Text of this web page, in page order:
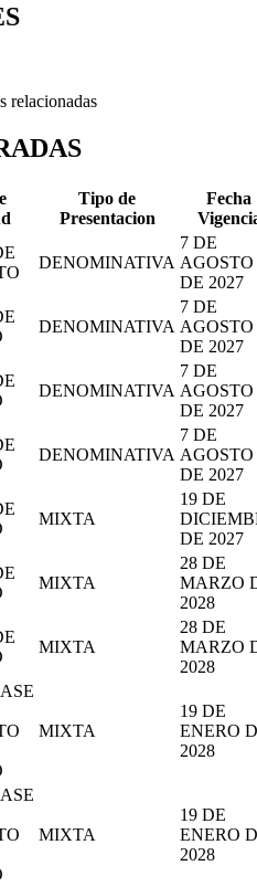
relacionadas
Tipo de
Presentacion
Fecha
DENOMINATIVA
7 DE
AGOSTO
DE 2027
DENOMINATIVA
7 DE
AGOSTO
DE 2027
DENOMINATIVA
7 DE
AGOSTO
DE 2027
DENOMINATIVA
7 DE
AGOSTO
DE 2027
MIXTA
19 DE
DE 2027
MIXTA
28 DE
MARZO
2028
MIXTA
28 DE
MARZO
2028
MIXTA
19 DE
ENERO
2028
MIXTA
19 DE
ENERO
2028